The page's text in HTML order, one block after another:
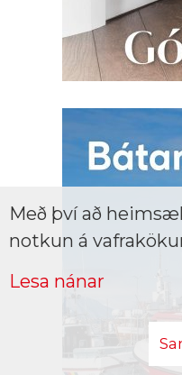
Með því að
notkun á
Lesa nánar